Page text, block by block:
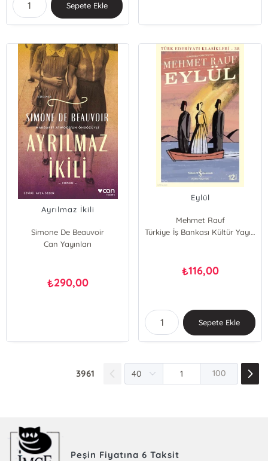
Sepete Ekle
Ayrılmaz İkili
Simone De Beauvoir
Can Yayınları
₺290,00
Eylül
Mehmet Rauf
Türkiye İş Bankası Kültür Yayınları
₺116,00
Sepete Ekle
3961 100
Peşin Fiyatına 6 Taksit